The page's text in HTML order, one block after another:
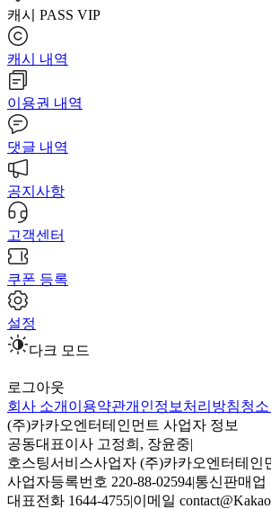
캐시 PASS VIP
캐시 내역
이용권 내역
댓글 내역
공지사항
고객센터
쿠폰 등록
설정
다크 모드
로그아웃
회사 소개 이용약관개인정보처리방침청
(주)카카오엔터테인먼트 사업자 정보
공동대표이사 고정희, 장윤중|
호스팅서비스사업자 (주)카카오엔터테인
사업자등록번호 220-88-02594|통신판매업
대표전화 1644-4755|이메일